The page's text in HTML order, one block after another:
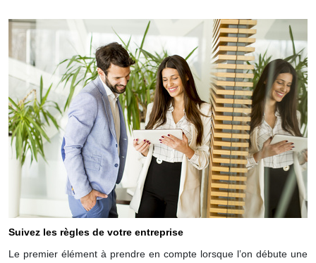
Suivez les règles de votre entreprise
Le premier élément à prendre en compte lorsque l’on débute une